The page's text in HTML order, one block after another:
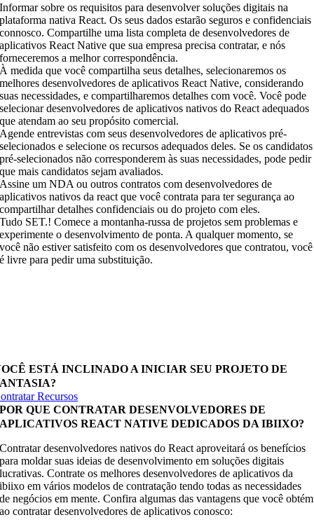
Informar sobre os requisitos para desenvolver soluções digitais na
plataforma nativa React. Os seus dados estarão seguros e confidenciais
connosco. Compartilhe uma lista completa de desenvolvedores de
aplicativos React Native que sua empresa precisa contratar, e nós
forneceremos a melhor correspondência.
À medida que você compartilha seus detalhes, selecionaremos os
melhores desenvolvedores de aplicativos React Native, considerando
suas necessidades, e compartilharemos detalhes com você. Você pode
selecionar desenvolvedores de aplicativos nativos do React adequados
que atendam ao seu propósito comercial.
Agende entrevistas com seus desenvolvedores de aplicativos pré-
selecionados e selecione os recursos adequados deles. Se os candidatos
pré-selecionados não corresponderem às suas necessidades, pode pedir
que mais candidatos sejam avaliados.
Assine um NDA ou outros contratos com desenvolvedores de
aplicativos nativos da react que você contrata para ter segurança ao
compartilhar detalhes confidenciais ou do projeto com eles.
Tudo SET.! Comece a montanha-russa de projetos sem problemas e
experimente o desenvolvimento de ponta. A qualquer momento, se
você não estiver satisfeito com os desenvolvedores que contratou, você
é livre para pedir uma substituição.
ESTÁ INCLINADO A INICIAR SEU PROJETO DE
Recursos
POR QUE CONTRATAR DESENVOLVEDORES DE
APLICATIVOS REACT NATIVE DEDICADOS DA IBIIXO?
Contratar desenvolvedores nativos do React aproveitará os benefícios
para moldar suas ideias de desenvolvimento em soluções digitais
lucrativas. Contrate os melhores desenvolvedores de aplicativos da
ibiixo em vários modelos de contratação tendo todas as necessidades
de negócios em mente. Confira algumas das vantagens que você obtém
ao contratar desenvolvedores de aplicativos conosco: